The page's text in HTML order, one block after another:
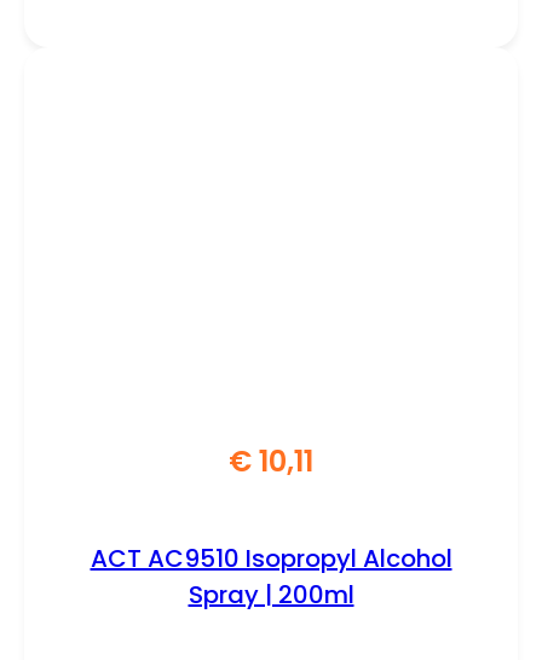
€10,11
ACT AC9510 Isopropyl Alcohol
Spray | 200ml